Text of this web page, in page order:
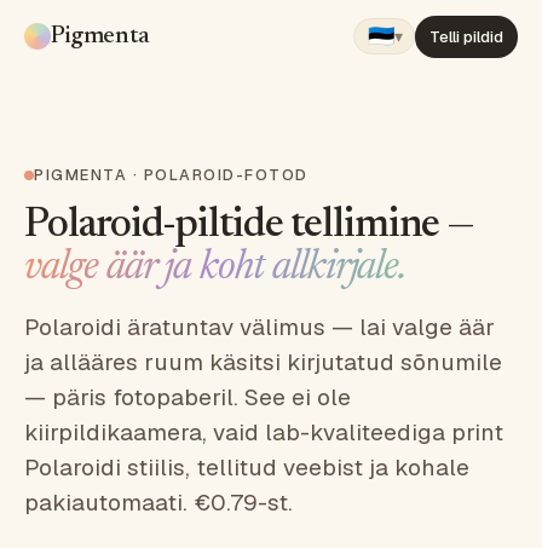
Pigmenta 🇪🇪▾ Telli pildid
PIGMENTA · POLAROID-FOTOD
Polaroid-piltide tellimine —
valge äär ja koht allkirjale.
Polaroidi äratuntav välimus — lai valge äär
ja allääres ruum käsitsi kirjutatud sõnumile
— päris fotopaberil. See ei ole
kiirpildikaamera, vaid lab-kvaliteediga print
Polaroidi stiilis, tellitud veebist ja kohale
pakiautomaati. €0.79-st.